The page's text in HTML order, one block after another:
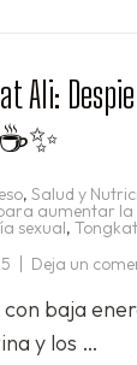
Ali:
, Salud y
aumentar la
sexual,
Deja un
con baja
y los …